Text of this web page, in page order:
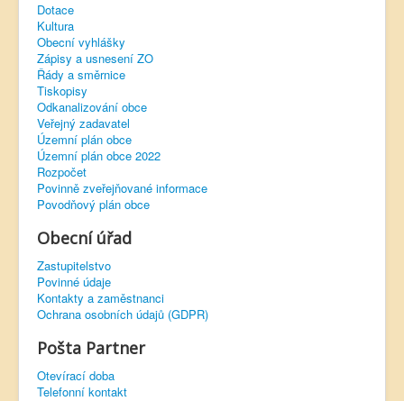
Dotace
Kultura
Obecní vyhlášky
Zápisy a usnesení ZO
Řády a směrnice
Tiskopisy
Odkanalizování obce
Veřejný zadavatel
Územní plán obce
Územní plán obce 2022
Rozpočet
Povinně zveřejňované informace
Povodňový plán obce
Obecní úřad
Zastupitelstvo
Povinné údaje
Kontakty a zaměstnanci
Ochrana osobních údajů (GDPR)
Pošta Partner
Otevírací doba
Telefonní kontakt